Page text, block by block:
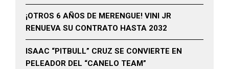
¡OTROS 6 AÑOS DE MERENGUE! VINI JR
RENUEVA SU CONTRATO HASTA 2032
ISAAC “PITBULL” CRUZ SE CONVIERTE EN
PELEADOR DEL “CANELO TEAM”